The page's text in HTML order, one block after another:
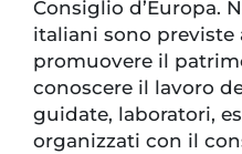
Consiglio d’Europa.
italiani sono previste
promuovere il
conoscere il lavoro
guidate, laboratori,
organizzati con il